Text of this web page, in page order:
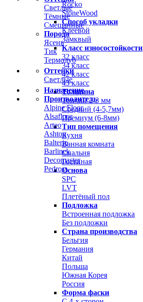
Светлые
Тёмные
Смешанные
Порода
Ясень
Тик
Термодуб
Оттенки
Светлые
Назначение
Производитель
Alpine Floor
Alsafloor
Arteo
Ashton
Balterio
Barlinek
Decomaster
Pedross
Rocko
StoneWood
Способ укладки
Клеевой
Замквый
Класс износостойкости
32 класс
34 класс
42 класс
43 класс
Толщина
Тонкий 2-3 мм
Средний (4-5,7мм)
Премиум (6-8мм)
Тип помещения
Кухня
Ванная комната
Спальня
Гостиная
Основа
SPC
LVT
Плетёный пол
Подложка
Встроенная подложка
Без подложки
Страна производства
Бельгия
Германия
Китай
Польша
Южная Корея
Россия
Форма фаски